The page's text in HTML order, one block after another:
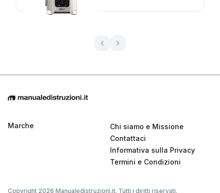
Marche
Chi siamo e Missione
Contattaci
Informativa sulla Privacy
Termini e Condizioni
Copyright 2026 Manualedistruzioni.it. Tutti i diritti riservati.